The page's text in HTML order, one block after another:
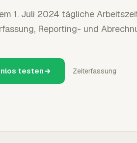
1. Juli 2024 tägliche
Reporting- und
testen Zeiterfassung